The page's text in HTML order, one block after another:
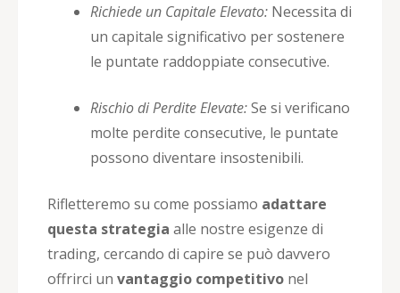
Richiede un Capitale Elevato: Necessita di
un capitale significativo per sostenere
le puntate raddoppiate consecutive.
Rischio di Perdite Elevate:Se si verificano
molte perdite consecutive, le puntate
possono diventare insostenibili.
Rifletteremo su come possiamo adattare
questa strategia alle nostre esigenze di
trading, cercando di capire se può davvero
offrirci un vantaggio competitivo nel